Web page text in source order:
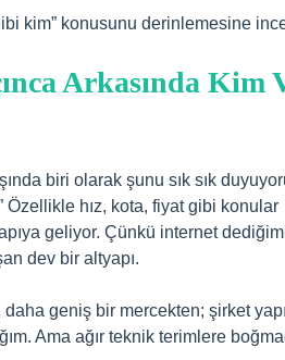
kim” konusunu derinlemesine
Arkasında Kim
biri olarak şunu sık sık
Özellikle hız, kota, fiyat gibi konular
geliyor. Çünkü internet
dev bir altyapı.
geniş bir mercekten; şirket
Ama ağır teknik terimlere